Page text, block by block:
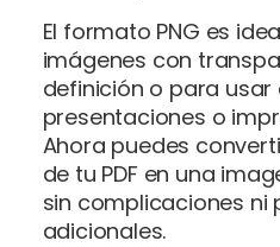
El formato PNG es
imágenes con
definición o para usar
presentaciones o
Ahora puedes
de tu PDF en una
sin complicaciones ni
adicionales.